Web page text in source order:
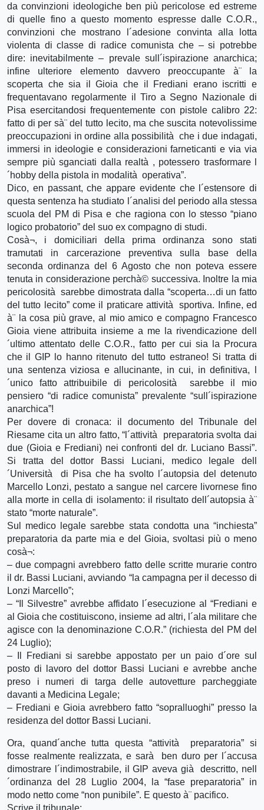
da convinzioni ideologiche ben più pericolose ed estreme
di quelle fino a questo momento espresse dalle C.O.R.,
convinzioni che mostrano l´adesione convinta alla lotta
violenta di classe di radice comunista che – si potrebbe
dire: inevitabilmente – prevale sull´ispirazione anarchica;
infine ulteriore elemento davvero preoccupante à¨ la
scoperta che sia il Gioia che il Frediani erano iscritti e
frequentavano regolarmente il Tiro a Segno Nazionale di
Pisa esercitandosi frequentemente con pistole calibro 22:
fatto di per sà¨ del tutto lecito, ma che suscita notevolissime
preoccupazioni in ordine alla possibilità che i due indagati,
immersi in ideologie e considerazioni farneticanti e via via
sempre più sganciati dalla realtà , potessero trasformare l
´hobby della pistola in modalità operativa”.
Dico, en passant, che appare evidente che l´estensore di
questa sentenza ha studiato l´analisi del periodo alla stessa
scuola del PM di Pisa e che ragiona con lo stesso “piano
logico probatorio” del suo ex compagno di studi.
Cosà¬, i domiciliari della prima ordinanza sono stati
tramutati in carcerazione preventiva sulla base della
seconda ordinanza del 6 Agosto che non poteva essere
tenuta in considerazione perchà© successiva. Inoltre la mia
pericolosità sarebbe dimostrata dalla “scoperta…di un fatto
del tutto lecito” come il praticare attività sportiva. Infine, ed
à¨ la cosa più grave, al mio amico e compagno Francesco
Gioia viene attribuita insieme a me la rivendicazione dell
´ultimo attentato delle C.O.R., fatto per cui sia la Procura
che il GIP lo hanno ritenuto del tutto estraneo! Si tratta di
una sentenza viziosa e allucinante, in cui, in definitiva, l
´unico fatto attribuibile di pericolosità sarebbe il mio
pensiero “di radice comunista” prevalente “sull´ispirazione
anarchica”!
Per dovere di cronaca: il documento del Tribunale del
Riesame cita un altro fatto, “l´attività preparatoria svolta dai
due (Gioia e Frediani) nei confronti del dr. Luciano Bassi”.
Si tratta del dottor Bassi Luciani, medico legale dell
´Università di Pisa che ha svolto l´autopsia del detenuto
Marcello Lonzi, pestato a sangue nel carcere livornese fino
alla morte in cella di isolamento: il risultato dell´autopsia à¨
stato “morte naturale”.
Sul medico legale sarebbe stata condotta una “inchiesta”
preparatoria da parte mia e del Gioia, svoltasi più o meno
cosà¬:
– due compagni avrebbero fatto delle scritte murarie contro
il dr. Bassi Luciani, avviando “la campagna per il decesso di
Lonzi Marcello”;
– “Il Silvestre” avrebbe affidato l´esecuzione al “Frediani e
al Gioia che costituiscono, insieme ad altri, l´ala militare che
agisce con la denominazione C.O.R.” (richiesta del PM del
24 Luglio);
– Il Frediani si sarebbe appostato per un paio d´ore sul
posto di lavoro del dottor Bassi Luciani e avrebbe anche
preso i numeri di targa delle autovetture parcheggiate
davanti a Medicina Legale;
– Frediani e Gioia avrebbero fatto “sopralluoghi” presso la
residenza del dottor Bassi Luciani.
Ora, quand´anche tutta questa “attività preparatoria” si
fosse realmente realizzata, e sarà ben duro per l´accusa
dimostrare l´indimostrabile, il GIP aveva già descritto, nell
´ordinanza del 28 Luglio 2004, la “fase preparatoria” in
modo netto come “non punibile”. E questo à¨ pacifico.
Scrive il tribunale: